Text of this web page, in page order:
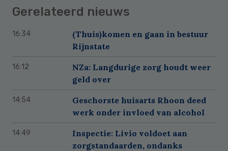
Gerelateerd nieuws
16:34
(Thuis)komen en gaan in bestuur
Rijnstate
16:12
NZa: Langdurige zorg houdt weer
geld over
14:54
Geschorste huisarts Rhoon deed
werk onder invloed van alcohol
14:49
Inspectie: Livio voldoet aan
zorgstandaarden, ondanks